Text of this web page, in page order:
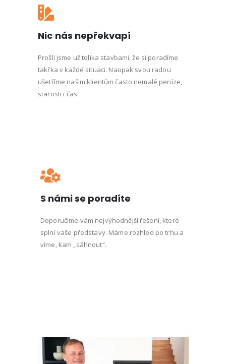
Nic nás nepřekvapí
Prošli jsme už tolika stavbami, že si poradíme
takřka v každé situaci. Naopak svou radou
ušetříme našim klientům často nemalé peníze,
starosti i čas.
S námi se poradíte
Doporučíme vám nejvýhodnější řešení, které
splní vaše představy. Máme rozhled po trhu a
víme, kam „sáhnout“.